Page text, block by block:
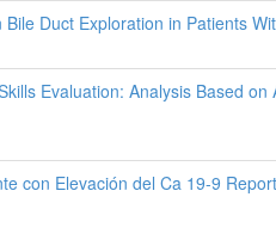
Duct Exploration in Patients
Evaluation: Analysis Based on
con Elevación del Ca 19-9